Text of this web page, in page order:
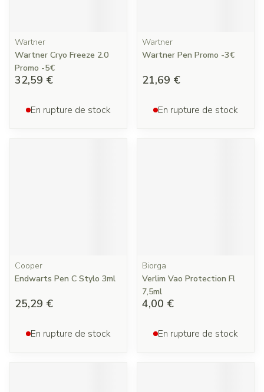
Wartner
Wartner Cryo Freeze 2.0
Promo -5€
32,59 €
En rupture de stock
Wartner
Wartner Pen Promo -3€
21,69 €
En rupture de stock
Cooper
Endwarts Pen C Stylo 3ml
25,29 €
En rupture de stock
Biorga
Verlim Vao Protection Fl
7,5ml
4,00 €
En rupture de stock